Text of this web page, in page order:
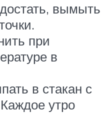
вымыть
при
в
в стакан с
утро